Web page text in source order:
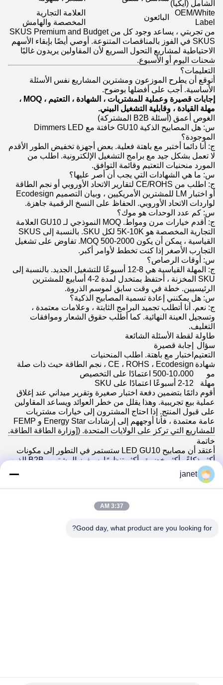
الشامل (ايكيا)
OEM/White
Label
البائعون
العلامة التجارية
المخصصة والهامش
من تجربتي ، يساعد وجود كل من SKUS Premium and Budget
SKUS في الفوز بالمناقصات المتنوعة. أوصي أيضًا بإبقاء الأسهم
الاحتياطية لمشاريع التحول السريع لأن المقاولين يريدون غالبًا
شحنات اليوم أو الأسبوع.
التعليمات؟
أتوقع أن يطرح الموزعون ومشترين المشاريع نفس الأسئلة
الأساسية. أجب على أفضلها بوضوح.
إجابات قصيرة وعملية للمشتريات ، الشهادة ، التعتيم ، MOQ ،
مهلة القيادة ، وقابلية التشغيل البيني.
الغوص أعمق (أسئلة B2B المشتركة)
س: هل المصابيح الذكية GU10 خافتة مع Dimmers LED
الموجودة؟
ج: أنا دائما أختبر مع باهتة فعلية. بعض أجهزة تخفيض الطور الأقدم
لا تعمل بشكل جيد مع برامج التشغيل الإلكترونية. اطلب من
المورد منحنيات التعتيم وقائمة التوافق.
س: ما هي الشهادات التي يجب أن أصر عليها؟
ج: اطلب من CE/ROHS لتقارير الاتحاد الأوروبي أو نجم الطاقة
أو اختبار LM للمشترين الأمريكيين ، وبيان التصميم Ecodesign
لواردات الاتحاد الأوروبي. الحفاظ على النسخ الرقمية جاهزة.
س: كم عدد الوحدات هو موك؟
ج: أقدم خيارات مرن ومواط. MOQ النموذجي لـ GU10 العلامة
التجارية المخصصة هو 5K-10K لكل SKU. بالنسبة إلى SKUS
القياسية ، يمكن أن يكون MOQ 500-2000. تفاوض على تشغيل
التجارب الأصغر إذا كنت تخطط لأوامر أكبر.
س: أوقات الرصاص؟
ج: المهلة القياسية هي 8-12 أسبوعًا للتشغيل الجديد. بالنسبة إلى
SKU المخزنة ، أحتفظ بمتخدل لمدة 2-4 أسابيع للمشترين
الرئيسيين. خطة في وقت سابق لموسم الذروة.
س: هل يمكنني إعادة تسمية المصابيح الذكية؟
ج: نعم. أنا أتطلب تجميد البرامج الثابتة ، وعلامات معتمدة ،
وتسجيل العينة النهائية. كما أطلب حقوق الشعار وموافقات
التغليف.
طاولة لقطة الأسئلة الشائعة
سؤال إجابة قصيرة
التعتيماختبار مع باهتة. اطلب المنحنيات
شهادة CE ، ROHS ، Ecodesign ، نجم الطاقة حيث ذات صلة
مو
500-10،000 اعتمادًا على التخصيص
مهلة
2-12 أسبوعًا اعتمادًا على SKU
أقوم دائمًا بتضمين دفعة اختبار صغيرة وتقرير ميداني عند إغلاق
عملية بيع تجريبية. وهذا يقلل من خطر العوائد ويساعد المقاولين
على قبول المنتج. إذا احتاج المشترون إلى خيارات مشتريات
عامة معتمدة ، فأنا أوجههم إلى إرشادات Energy Star و FEMP
للمشاريع التي تركز على الولايات المتحدة. ([وزارة الطاقة الطاقة.
خاتمة
أعتقد أن مصابيح LED GU10 ستستمر في التطور إلى مكونات
أكثر ذكاءً وأكثر خضرة وأكثر تنظيمًا. سيفوز المشترين B2B الذين
يطلبون شهادات ، قابلية التشغيل البيني ، العروض المرحلية.
مؤلف
Chanfone Sun - Teco (الشركة المصنعة للأضواء LED
janet
3:37 AM
Good day, what product are you looking for?